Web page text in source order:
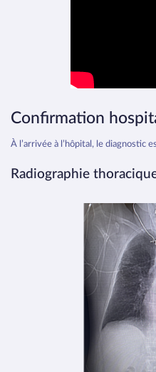
Confirmation
À l’arrivée à l’hôpital, le diagnostic
Radiographie